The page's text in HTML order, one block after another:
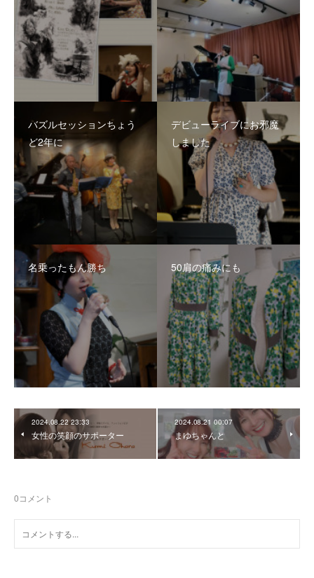
バズルセッションちょう
ど2年に
デビューライブにお邪魔
しました
名乗ったもん勝ち 50肩の痛みにも
2024.08.22 23:33
女性の笑顔のサポーター
2024.08.21 00:07
まゆちゃんと
0コメント